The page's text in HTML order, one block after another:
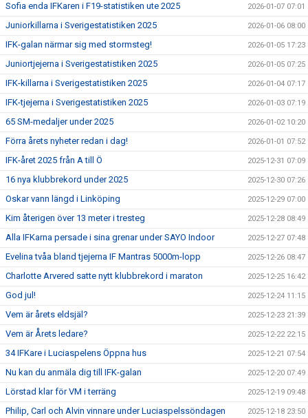
Sofia enda IFKaren i F19-statistiken ute 2025 2026-01-07 07:01
Juniorkillarna i Sverigestatistiken 2025 2026-01-06 08:00
IFK-galan närmar sig med stormsteg! 2026-01-05 17:23
Juniortjejerna i Sverigestatistiken 2025 2026-01-05 07:25
IFK-killarna i Sverigestatistiken 2025 2026-01-04 07:17
IFK-tjejerna i Sverigestatistiken 2025 2026-01-03 07:19
65 SM-medaljer under 2025 2026-01-02 10:20
Förra årets nyheter redan i dag! 2026-01-01 07:52
IFK-året 2025 från A till Ö 2025-12-31 07:09
16 nya klubbrekord under 2025 2025-12-30 07:26
Oskar vann längd i Linköping 2025-12-29 07:00
Kim återigen över 13 meter i tresteg 2025-12-28 08:49
Alla IFKarna persade i sina grenar under SAYO Indoor 2025-12-27 07:48
Evelina tvåa bland tjejerna IF Mantras 5000m-lopp 2025-12-26 08:47
Charlotte Arvered satte nytt klubbrekord i maraton 2025-12-25 16:42
God jul! 2025-12-24 11:15
Vem är årets eldsjäl? 2025-12-23 21:39
Vem är Årets ledare? 2025-12-22 22:15
34 IFKare i Luciaspelens Öppna hus 2025-12-21 07:54
Nu kan du anmäla dig till IFK-galan 2025-12-20 07:49
Lörstad klar för VM i terräng 2025-12-19 09:48
Philip, Carl och Alvin vinnare under Luciaspelssöndagen 2025-12-18 23:50